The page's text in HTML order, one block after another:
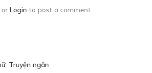
or Login to post a comment.
, Truyện ngắn